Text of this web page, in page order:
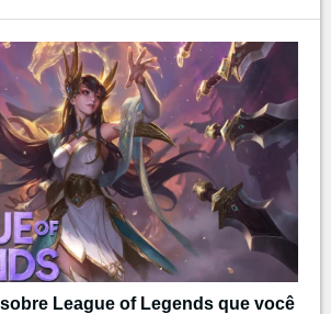
League of Legends que você